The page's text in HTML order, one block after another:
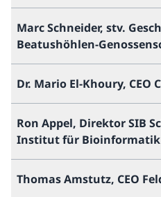
Marc Schneider, stv.
Beatushöhlen-
Dr. Mario El-Khoury, CEO
Ron Appel, Direktor SIB
Institut für Bioinformatik
Thomas Amstutz, CEO